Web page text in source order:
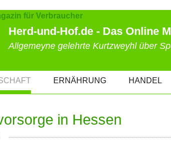
Herd-und-Hof.de - Das Online
Allgemeyne gelehrte Kurtzweyhl über
ERNÄHRUNG HANDEL
in Hessen